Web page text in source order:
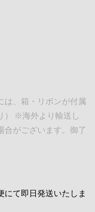
は、箱・リボンが付属
） ※海外より輸送し
合がございます。御了
て即日発送いたしま